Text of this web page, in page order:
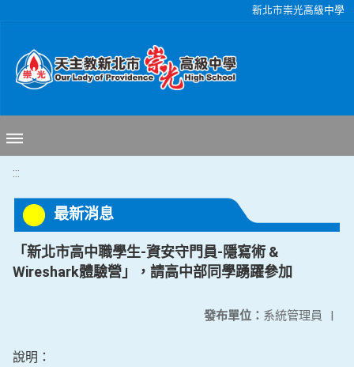
新北市崇光高級中學
:::
最新消息
「新北市高中職學生-資安守門員-隱寫術 &
Wireshark體驗營」，請高中部同學踴躍參加
發布單位： 系統管理員 |
說明：